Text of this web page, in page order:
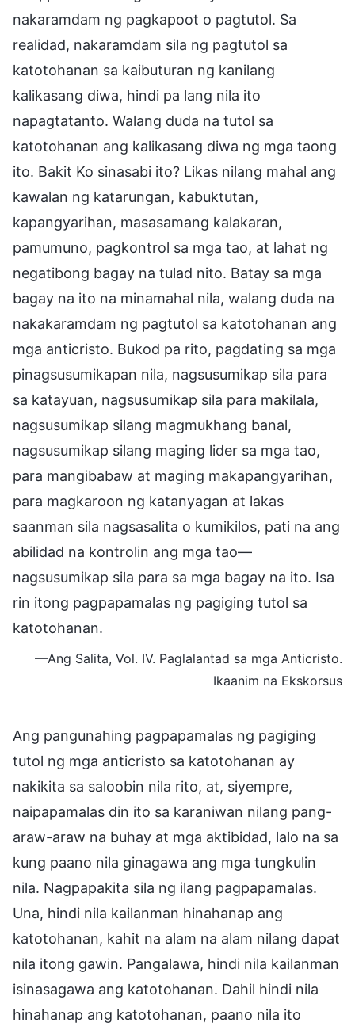
nakaramdam ng pagkapoot o pagtutol. Sa
realidad, nakaramdam sila ng pagtutol sa
katotohanan sa kaibuturan ng kanilang
kalikasang diwa, hindi pa lang nila ito
napagtatanto. Walang duda na tutol sa
katotohanan ang kalikasang diwa ng mga taong
ito. Bakit Ko sinasabi ito? Likas nilang mahal ang
kawalan ng katarungan, kabuktutan,
kapangyarihan, masasamang kalakaran,
pamumuno, pagkontrol sa mga tao, at lahat ng
negatibong bagay na tulad nito. Batay sa mga
bagay na ito na minamahal nila, walang duda na
nakakaramdam ng pagtutol sa katotohanan ang
mga anticristo. Bukod pa rito, pagdating sa mga
pinagsusumikapan nila, nagsusumikap sila para
sa katayuan, nagsusumikap sila para makilala,
nagsusumikap silang magmukhang banal,
nagsusumikap silang maging lider sa mga tao,
para mangibabaw at maging makapangyarihan,
para magkaroon ng katanyagan at lakas
saanman sila nagsasalita o kumikilos, pati na ang
abilidad na kontrolin ang mga tao—
nagsusumikap sila para sa mga bagay na ito. Isa
rin itong pagpapamalas ng pagiging tutol sa
katotohanan.
—Ang Salita, Vol. IV. Paglalantad sa mga Anticristo.
Ikaanim na Ekskorsus
Ang pangunahing pagpapamalas ng pagiging
tutol ng mga anticristo sa katotohanan ay
nakikita sa saloobin nila rito, at, siyempre,
naipapamalas din ito sa karaniwan nilang pang-
araw-araw na buhay at mga aktibidad, lalo na sa
kung paano nila ginagawa ang mga tungkulin
nila. Nagpapakita sila ng ilang pagpapamalas.
Una, hindi nila kailanman hinahanap ang
katotohanan, kahit na alam na alam nilang dapat
nila itong gawin. Pangalawa, hindi nila kailanman
isinasagawa ang katotohanan. Dahil hindi nila
hinahanap ang katotohanan, paano nila ito